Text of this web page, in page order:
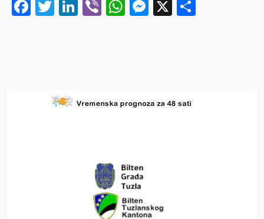
Facebook
Twitter
LinkedIn
ViberWhatsApp
Messenger
X